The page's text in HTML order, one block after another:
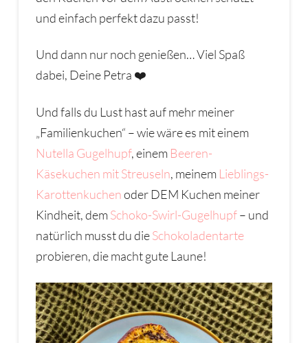
und einfach perfekt dazu passt!
Und dann nur noch genießen… Viel Spaß
dabei, Deine Petra ❤️
Und falls du Lust hast auf mehr meiner
„Familienkuchen“ – wie wäre es mit einem
Nutella Gugelhupf, einem Beeren-
Käsekuchen mit Streuseln, meinem Lieblings-
Karottenkuchenoder DEM Kuchen meiner
Kindheit, dem Schoko-Swirl-Gugelhupf– und
natürlich musst du dieSchokoladentarte
probieren, die macht gute Laune!